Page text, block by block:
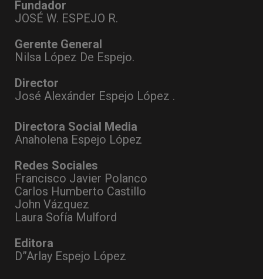
Fundador
JOSÉ W. ESPEJO R.
Gerente General
Nilsa López De Espejo.
Director
José Alexánder Espejo López .
Directora Social Media
Anaholena Espejo López
Redes Sociales
Francisco Javier Polanco
Carlos Humberto Castillo
John Vázquez
Laura Sofía Mulford
Editora
D”Arlay Espejo López